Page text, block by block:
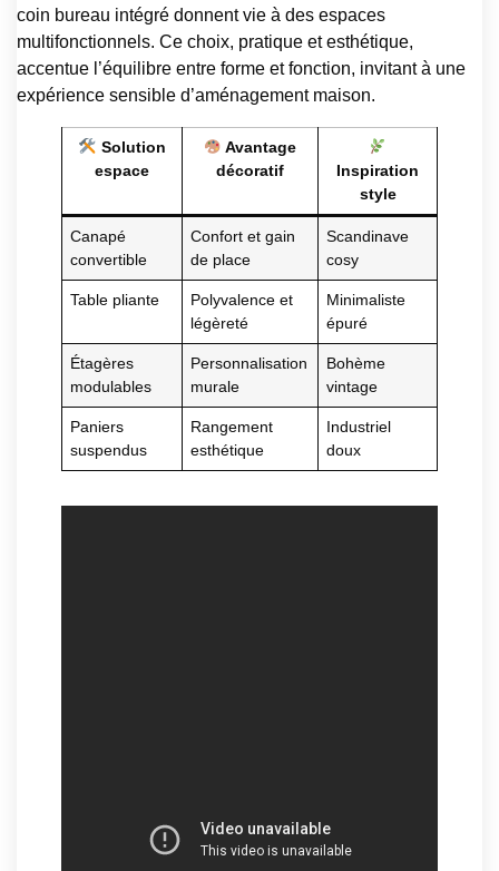
coin bureau intégré donnent vie à des espaces
multifonctionnels. Ce choix, pratique et esthétique,
accentue l’équilibre entre forme et fonction, invitant à une
expérience sensible d’aménagement maison.
Solution
espace
Avantage
décoratif
Inspiration
style
Canapé
convertible
Confort et gain
de place
Scandinave
cosy
Table pliante
Polyvalence et
légèreté
Minimaliste
épuré
Étagères
modulables
Personnalisation
murale
Bohème
vintage
Paniers
suspendus
Rangement
esthétique
Industriel
doux